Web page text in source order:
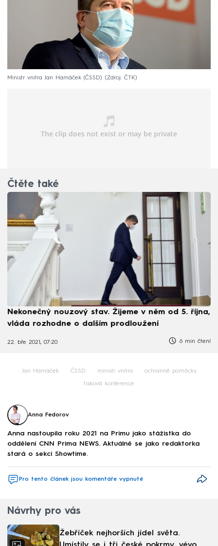
Ministr vnitra Jan Hamáček (ČSSD) Zdroj: ČTK
Čtěte také
Nekonečný nouzový stav. Žijeme v něm od 5. října,
vláda rozhodne o dalším prodloužení
22. bře 2021, 07:20 6 min čtení
Jan Hamáček ČSSD ministr vnitra ochranné pomůcky
tisková konference
Anna Fedorov
Anna nastoupila roku 2021 na Primu jako stážistka do
oddělení CNN Prima NEWS. Aktuálně se jako redaktorka
stará o sekci Showtime.
Pro tento článek jsou komentáře vypnuté
Návrhy pro vás
Žebříček nejhorších jídel světa.